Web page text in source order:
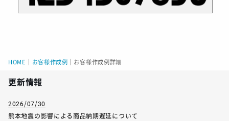
HOME お客様作成例 お客様作成例詳細
更新情報
2026/07/30
熊本地震の影響による商品納期遅延について